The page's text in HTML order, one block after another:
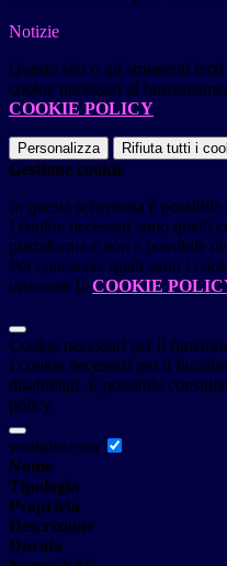
Notizie
Questo sito o gli strumenti
cookie necessari al
COOKIE POLICY.
Personalizza Rifiuta tutti i
Gestione cookie
In questa schermata è
I cookie necessari sono quelli
piattaforma e non è possibile
Per conoscere quali sono i
visionare la COOKIE
Cookie necessari per il
I cookie necessari per il
disabilitati. È possibile
policy.
youtube.com
Nome
Tipologia
Proprieta
Descrizione
Durata